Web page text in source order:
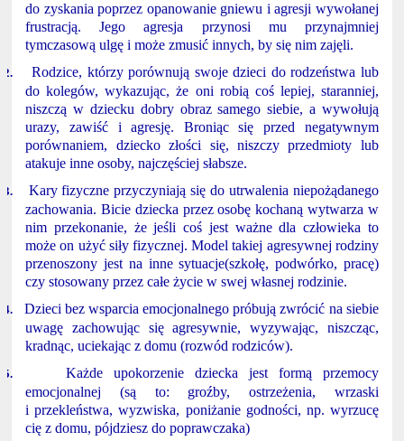
do zyskania poprzez opanowanie gniewu i agresji wywołanej
frustracją. Jego agresja przynosi mu przynajmniej
tymczasową ulgę i może zmusić innych, by się nim zajęli.
2.
Rodzice, którzy porównują swoje dzieci do rodzeństwa lub
do kolegów, wykazując, że oni robią coś lepiej, staranniej,
niszczą w dziecku dobry obraz samego siebie, a wywołują
urazy, zawiść i agresję. Broniąc się przed negatywnym
porównaniem, dziecko złości się, niszczy przedmioty lub
atakuje inne osoby, najczęściej słabsze.
3.
Kary fizyczne przyczyniają się do utrwalenia niepożądanego
zachowania. Bicie dziecka przez osobę kochaną wytwarza w
nim przekonanie, że jeśli coś jest ważne dla człowieka to
może on użyć siły fizycznej. Model takiej agresywnej rodziny
przenoszony jest na inne sytuacje(szkołę, podwórko, pracę)
czy stosowany przez całe życie w swej własnej rodzinie.
4.
Dzieci bez wsparcia emocjonalnego próbują zwrócić na siebie
uwagę zachowując się agresywnie, wyzywając, niszcząc,
kradnąc, uciekając z domu (rozwód rodziców).
5.
Każde upokorzenie dziecka jest formą przemocy
emocjonalnej (są to: groźby, ostrzeżenia, wrzaski
i przekleństwa, wyzwiska, poniżanie godności, np. wyrzucę
cię z domu, pójdziesz do poprawczaka)